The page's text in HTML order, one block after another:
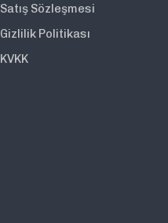
Satış Sözleşmesi
Gizlilik Politikası
KVKK